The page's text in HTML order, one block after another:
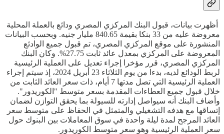
أظهرت بيانات، قبول البنك المركزي المصري ودائع بالعملة المحلية
معروضة عليه من 33 بنكا بقيمة 840.65 مليار جنيه. وبحسب البيانات
المنشورة على موقع المركزي المصري، تم قبول جميع الوادئع
المعروضة على المركزي بمعدل عائد ثابت 27.75%. وكان البنك
المركزي المصري، قرر مؤخرا إجراء تعديل على العملية الرئيسية
لربط الودائع لديه، بدءا من يوم الثلاثاء 23 أبريل 2024، إذ سيتم إجراء
العملية الرئيسية التي تصل مدتها 7 أيام، ذات سعر العائد الثابت من
خلال قبول جميع العطاءات المقدمة بسعر متوسط "الكوريدور".
وأضاف البنك أنه سيواصل إدارته للسيولة بما يحقق التوازن لضمان
إتساقها مع هدفه التشغيلي والمتمثل في الحفاظ على متوسط سعر
العائد المرجح لمدة ليلة واحدة في سوق المعاملات بين البنوك حول
سعر العملية الرئيسية وهو سعر متوسط الكوريدور.